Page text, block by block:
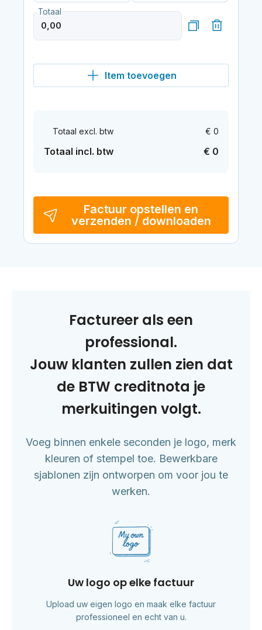
Totaal
Item toevoegen
Totaal excl. btw € 0
Totaal incl. btw € 0
Factuur opstellen en
verzenden / downloaden
Factureer als een
professional.
Jouw klanten zullen zien dat
de BTW creditnota je
merkuitingen volgt.
Voeg binnen enkele seconden je logo, merk
kleuren of stempel toe. Bewerkbare
sjablonen zijn ontworpen om voor jou te
werken.
Uw logo op elke factuur
Upload uw eigen logo en maak elke factuur
professioneel en echt van u.